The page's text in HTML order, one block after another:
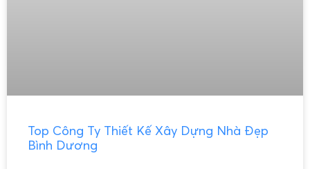
Top Công Ty Thiết Kế Xây Dựng Nhà Đẹp
Bình Dương